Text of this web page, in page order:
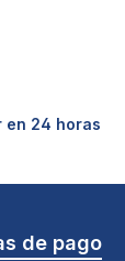
en 24 horas
de pago